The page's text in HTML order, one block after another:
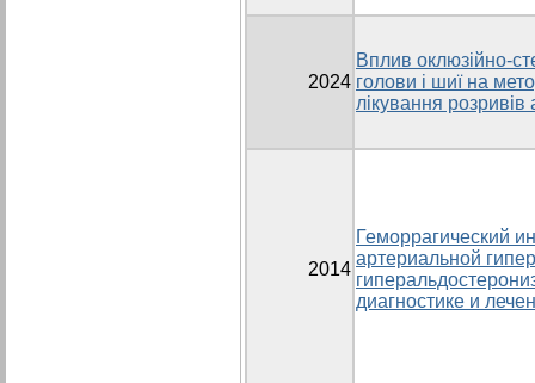
2024
Вплив оклюзійно-
голови і шиї на
лікування
2014
Геморрагический
артериальной
диагностике и